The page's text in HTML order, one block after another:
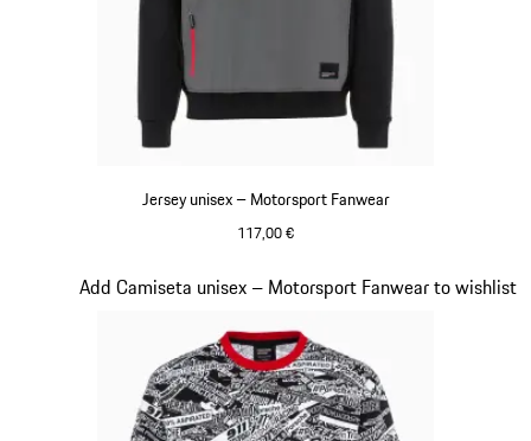
Jersey unisex – Motorsport Fanwear
117,00 €
Add Camiseta unisex – Motorsport Fanwear to wishlist
Diapositiva 17 de 20